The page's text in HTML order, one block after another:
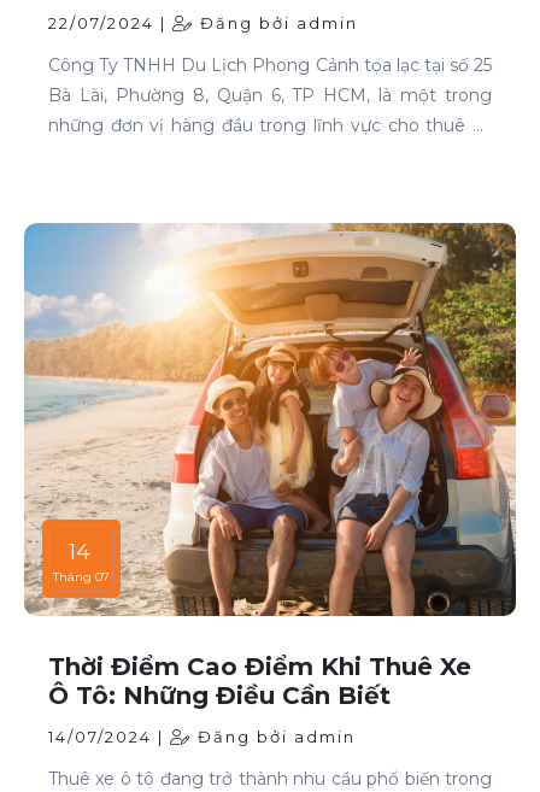
Lượng Cao Tại TP HCM
22/07/2024 | Đăng bởi admin
Công Ty TNHH Du Lịch Phong Cảnh tọa lạc tại số 25
Bà Lài, Phường 8, Quận 6, TP HCM, là một trong
những đơn vị hàng đầu trong lĩnh vực cho thuê xe
14
Tháng 07
Thời Điểm Cao Điểm Khi Thuê Xe
Ô Tô: Những Điều Cần Biết
14/07/2024 | Đăng bởi admin
Thuê xe ô tô đang trở thành nhu cầu phổ biến trong